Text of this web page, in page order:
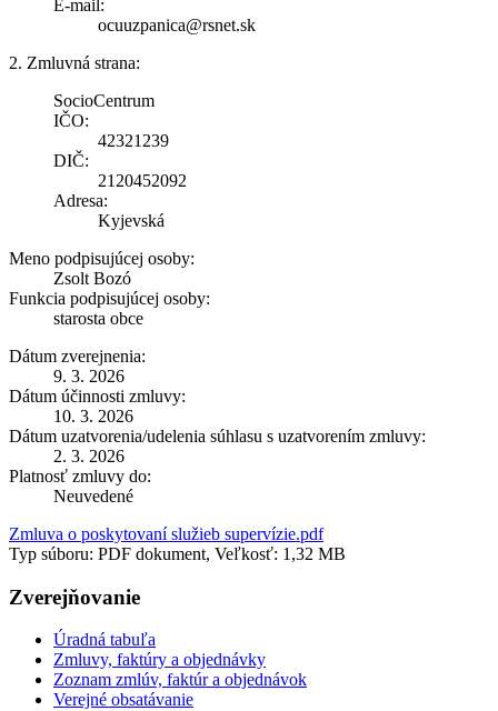
E-mail:
ocuuzpanica@rsnet.sk
2. Zmluvná strana:
SocioCentrum
IČO:
42321239
DIČ:
2120452092
Adresa:
Kyjevská
Meno podpisujúcej osoby:
Zsolt Bozó
Funkcia podpisujúcej osoby:
starosta obce
Dátum zverejnenia:
9. 3. 2026
Dátum účinnosti zmluvy:
10. 3. 2026
Dátum uzatvorenia/udelenia súhlasu s uzatvorením zmluvy:
2. 3. 2026
Platnosť zmluvy do:
Neuvedené
Zmluva o poskytovaní služieb supervízie.pdf
Typ súboru: PDF dokument, Veľkosť: 1,32 MB
Zverejňovanie
Úradná tabuľa
Zmluvy, faktúry a objednávky
Zoznam zmlúv, faktúr a objednávok
Verejné obsatávanie